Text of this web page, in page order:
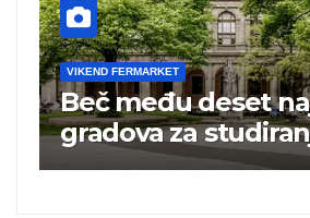
deset najboljih
za studiranje